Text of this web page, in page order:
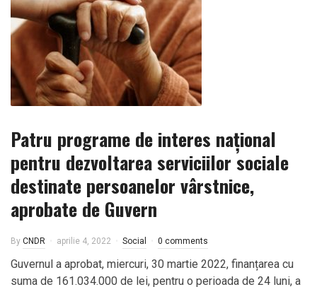
Patru programe de interes naţional
pentru dezvoltarea serviciilor sociale
destinate persoanelor vârstnice,
aprobate de Guvern
By CNDR aprilie 4, 2022 Social 0 comments
Guvernul a aprobat, miercuri, 30 martie 2022, finanțarea cu
suma de 161.034.000 de lei, pentru o perioada de 24 luni, a